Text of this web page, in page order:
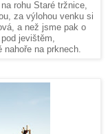
rohu Staré tržnice,
za výlohou venku si
a než jsme pak o
jevištěm,
nahoře na prknech.